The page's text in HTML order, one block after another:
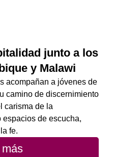
junto a los
y Malawi
acompañan a jóvenes de
camino de discernimiento
carisma de la
de escucha,
fe.